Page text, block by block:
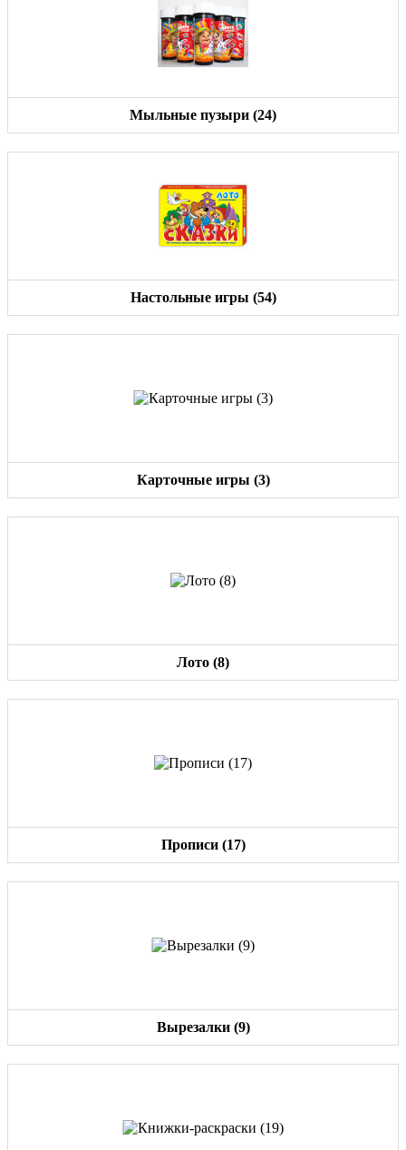
Мыльные пузыри (24)
Настольные игры (54)
Карточные игры (3)
Лото (8)
Прописи (17)
Вырезалки (9)